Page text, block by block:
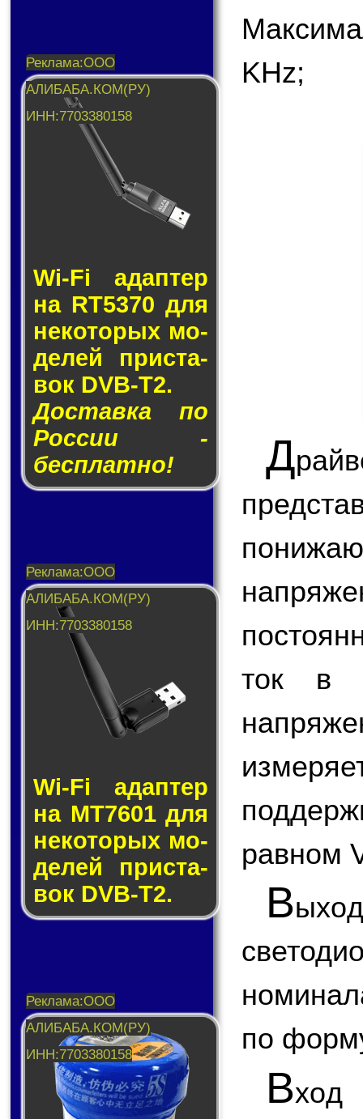
Wi-Fi адап­тер
на RT5370 для
не­ко­то­рых мо­
де­лей прис­та­
вок DVB-T2.
Доставка по
России -
бесплатно!
Wi-Fi адап­тер
на MT7601 для
не­ко­то­рых мо­
де­лей прис­та­
вок DVB-T2.
KHz;
Д
ток в
равном
В
по
В